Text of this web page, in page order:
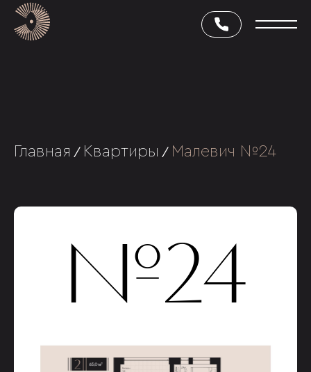
Главная / Квартиры / Малевич №24
№24